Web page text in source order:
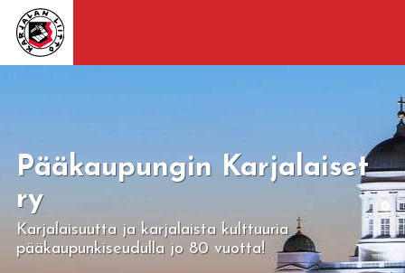
Pääkaupungin Karjalaiset
ry
Karjalaisuutta ja karjalaista kulttuuria
pääkaupunkiseudulla jo 80 vuotta!